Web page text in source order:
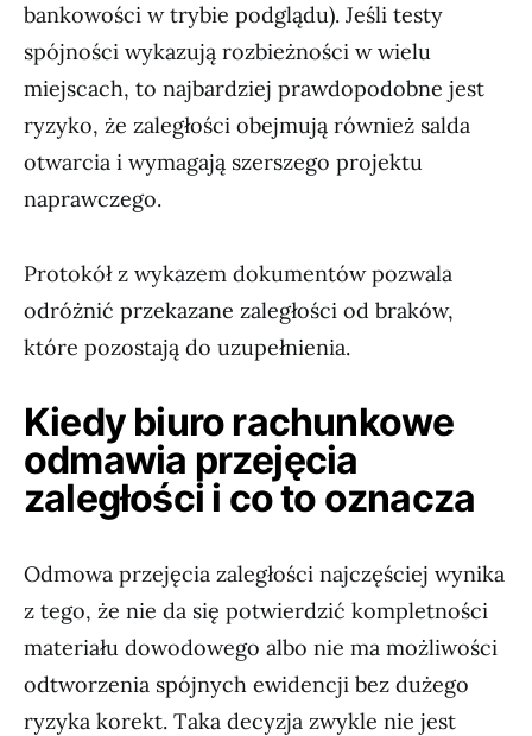
bankowości w trybie podglądu). Jeśli testy
spójności wykazują rozbieżności w wielu
miejscach, to najbardziej prawdopodobne jest
ryzyko, że zaległości obejmują również salda
otwarcia i wymagają szerszego projektu
naprawczego.
Protokół z wykazem dokumentów pozwala
odróżnić przekazane zaległości od braków,
które pozostają do uzupełnienia.
Kiedy biuro rachunkowe
odmawia przejęcia
zaległości i co to oznacza
Odmowa przejęcia zaległości najczęściej wynika
z tego, że nie da się potwierdzić kompletności
materiału dowodowego albo nie ma możliwości
odtworzenia spójnych ewidencji bez dużego
ryzyka korekt. Taka decyzja zwykle nie jest